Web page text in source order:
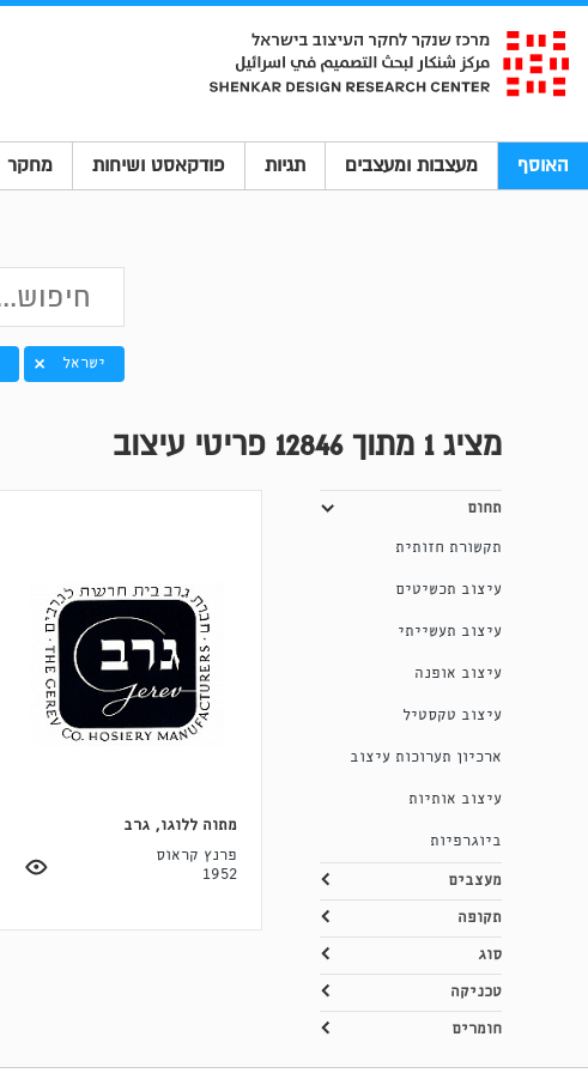
האוסף מעצבות ומעצבים תגיות פודקאסט ושיחות מחקר
ישראל
מציג1 מתוך 12846 פריטי עיצוב
תחום
תקשורת חזותית
עיצוב תכשיטים
עיצוב תעשייתי
עיצוב אופנה
עיצוב טקסטיל
ארכיון תערוכות עיצוב
עיצוב אותיות
ביוגרפיות
מעצבים
תקופה
סוג
טכניקה
חומרים
מתוה ללוגו, גרב
פרנץ קראוס
1952